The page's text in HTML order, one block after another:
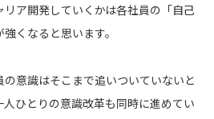
ア開発していくかは各社員の「自己
くなると思います。
意識はそこまで追いついていないと
人ひとりの意識改革も同時に進めてい